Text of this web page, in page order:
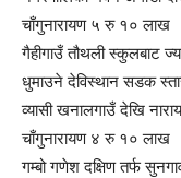
चाँगुनारायण ५ रु १० लाख
गैहीगाउँ तौथली स्कुलबाट
धुमाउने देविस्थान सडक
व्यासी खनालगाउँ देखि
चाँगुनारायण ४ रु १० लाख
गम्बो गणेश दक्षिण तर्फ